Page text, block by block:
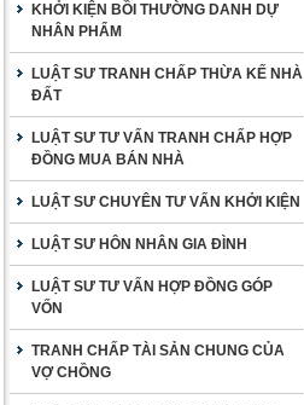
KHỞI KIỆN BỒI THƯỜNG DANH DỰ
NHÂN PHẨM
LUẬT SƯ TRANH CHẤP THỪA KẾ NHÀ
ĐẤT
LUẬT SƯ TƯ VẤN TRANH CHẤP HỢP
ĐỒNG MUA BÁN NHÀ
LUẬT SƯ CHUYÊN TƯ VẤN KHỞI KIỆN
LUẬT SƯ HÔN NHÂN GIA ĐÌNH
LUẬT SƯ TƯ VẤN HỢP ĐỒNG GÓP
VỐN
TRANH CHẤP TÀI SẢN CHUNG CỦA
VỢ CHỒNG